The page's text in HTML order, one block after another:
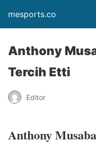
mesports.co
Anthony
Tercih Etti
Editor
Anthony